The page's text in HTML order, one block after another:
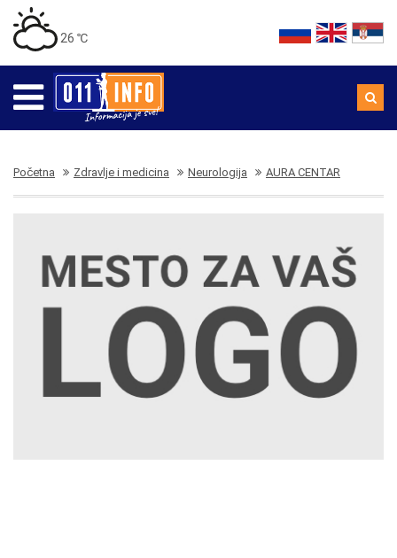
26 ℃
Početna Zdravlje i medicina Neurologija AURA CENTAR